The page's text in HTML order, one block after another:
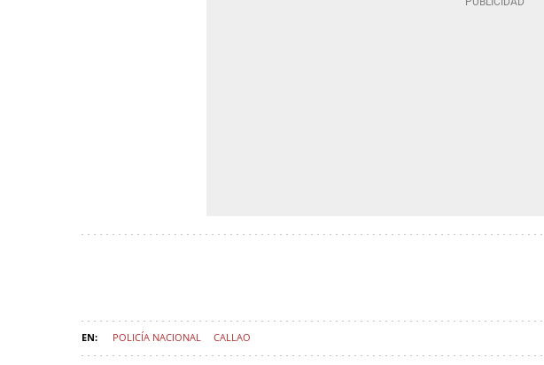
POLICÍA NACIONAL CALLAO